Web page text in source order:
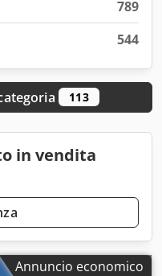
789
544
113
in vendita
Annuncio economico